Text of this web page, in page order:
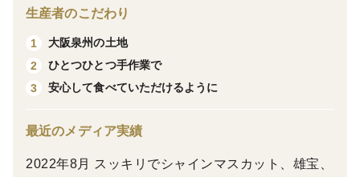
そんなマニキュアフィンガーとその時食べごろのぶどう
280g×2カップ
◆発送時期◆
生産者のこだわり
1
大阪泉州の土地
2
ひとつひとつ手作業で
3
安心して食べていただけるように
最近のメディア実績
2022年8月 スッキリでシャインマスカット、雄宝、